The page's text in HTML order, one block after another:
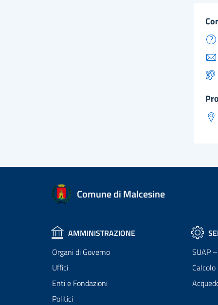
Comune di Malcesine
AMMINISTRAZIONE
Organi di Governo
Uffici
Enti e Fondazioni
Politici
SUAP